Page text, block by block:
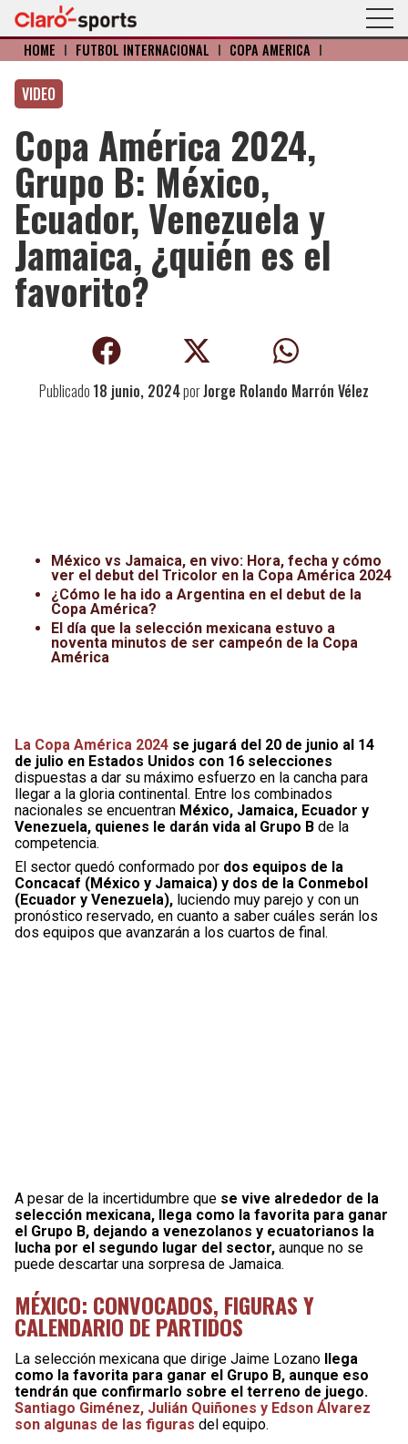
HOME I FÚTBOL INTERNACIONAL I COPA AMÉRICA I
VIDEO
Copa América 2024,
Grupo B: México,
Ecuador, Venezuela y
Jamaica, ¿quién es el
favorito?
Publicado 18 junio, 2024porJorge Rolando Marrón Vélez
México vs Jamaica, en vivo: Hora, fecha y cómo
ver el debut del Tricolor en la Copa América 2024
¿Cómo le ha ido a Argentina en el debut de la
Copa América?
El día que la selección mexicana estuvo a
noventa minutos de ser campeón de la Copa
América
La Copa América 2024 se jugará del 20 de junio al 14
de julio en Estados Unidos con 16 selecciones
dispuestas a dar su máximo esfuerzo en la cancha para
llegar a la gloria continental. Entre los combinados
nacionales se encuentran México, Jamaica, Ecuador y
Venezuela, quienes le darán vida al Grupo B de la
competencia.
El sector quedó conformado por dos equipos de la
Concacaf (México y Jamaica) y dos de la Conmebol
(Ecuador y Venezuela), luciendo muy parejo y con un
pronóstico reservado, en cuanto a saber cuáles serán los
dos equipos que avanzarán a los cuartos de final.
A pesar de la incertidumbre que se vive alrededor de la
selección mexicana, llega como la favorita para ganar
el Grupo B, dejando a venezolanos y ecuatorianos la
lucha por el segundo lugar del sector, aunque no se
puede descartar una sorpresa de Jamaica.
MÉXICO: CONVOCADOS, FIGURAS Y
CALENDARIO DE PARTIDOS
La selección mexicana que dirige Jaime Lozano llega
como la favorita para ganar el Grupo B, aunque eso
tendrán que confirmarlo sobre el terreno de juego.
Santiago Giménez, Julián Quiñones y Edson Álvarez
son algunas de las figuras del equipo.